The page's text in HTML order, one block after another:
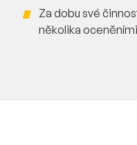
Za dobu své
několika